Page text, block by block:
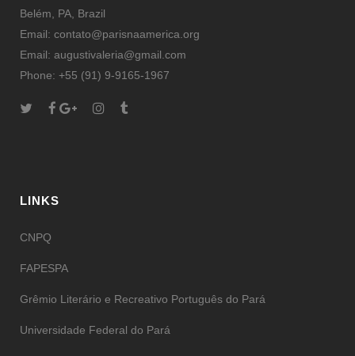
Belém, PA, Brazil
Email: contato@parisnaamerica.org
Email: augustivaleria@gmail.com
Phone: +55 (91) 9-9165-1967
LINKS
CNPQ
FAPESPA
Grêmio Literário e Recreativo Português do Pará
Universidade Federal do Pará